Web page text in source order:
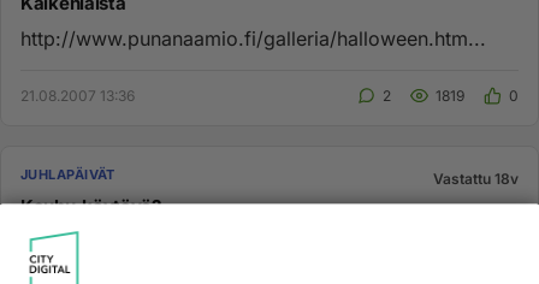
http://www.punanaamio.fi/galleria/halloween.htm...
21.08.2007 13:36 2 1819 0
JUHLAPÄIVÄT Vastattu 18v
Kauhu-käytävä?
Eli siis aluks sanon et edellisis viesteis on ollu mahtavii
vinkkei.. Mut nyt haluisin ideoita kauhu-käytävää.